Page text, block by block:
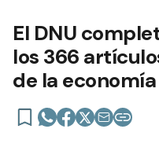
El DNU
los 366
de la